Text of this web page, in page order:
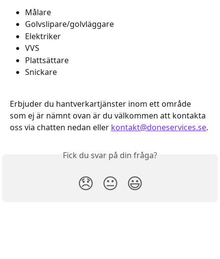
Målare
Golvslipare/golvläggare
Elektriker
VVS
Plattsättare
Snickare
Erbjuder du hantverkartjänster inom ett område
som ej är nämnt ovan är du välkommen att kontakta
oss via chatten nedan eller kontakt@doneservices.se.
Fick du svar på din fråga?
😞 😐 😃